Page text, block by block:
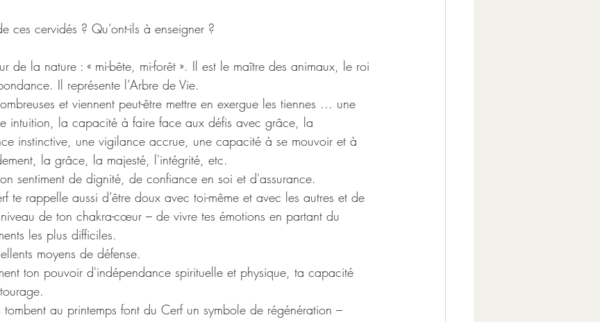
ces cervidés ? Qu’ont-ils à enseigner ?
de la nature : « mi-bête, mi-forêt ». Il est le maître des animaux, le roi
Il représente l’Arbre de Vie.
et viennent peut-être mettre en exergue les tiennes … une
intuition, la capacité à faire face aux défis avec grâce, la
instinctive, une vigilance accrue, une capacité à se mouvoir et à
la grâce, la majesté, l'intégrité, etc.
sentiment de dignité, de confiance en soi et d'assurance.
te rappelle aussi d’être doux avec toi-même et avec les autres et de
de ton chakra-cœur – de vivre tes émotions en partant du
les plus difficiles.
moyens de défense.
ton pouvoir d'indépendance spirituelle et physique, ta capacité
au printemps font du Cerf un symbole de régénération –